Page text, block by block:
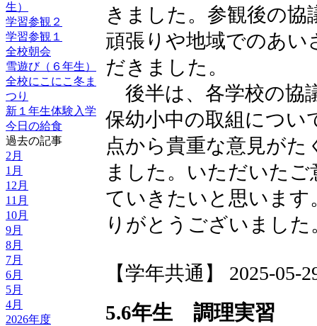
生）
学習参観２
学習参観１
全校朝会
雪遊び（６年生）
全校にこにこ冬ま
つり
新１年生体験入学
今日の給食
過去の記事
2月
1月
12月
11月
10月
9月
8月
7月
6月
5月
4月
2026年度
きました。参観後の
頑張りや地域でのあ
だきました。
後半は、各学校の協
保幼小中の取組につい
点から貴重な意見が
ました。いただいた
ていきたいと思います
りがとうございました
【学年共通】 2025-05-
5.6年生 調理実習